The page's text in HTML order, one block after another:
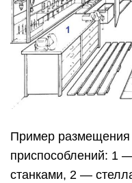
Пример размещения
приспособлений: 1
станками, 2 —